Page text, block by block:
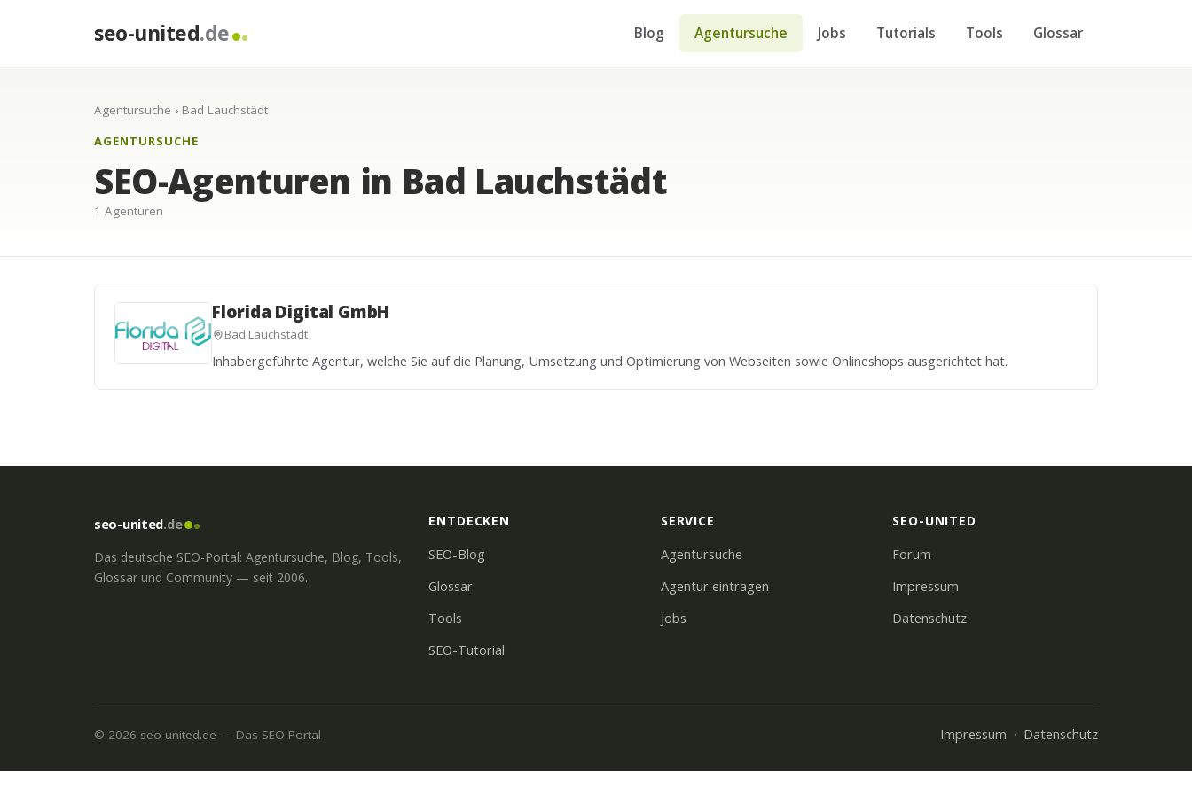
seo-united.de Blog Agentursuche Jobs Tutorials Tools Glossar
Agentursuche › Bad Lauchstädt
AGENTURSUCHE
SEO-Agenturen in Bad Lauchstädt
1 Agenturen
Florida Digital GmbH
Bad Lauchstädt
Inhabergeführte Agentur, welche Sie auf die Planung, Umsetzung und Optimierung von Webseiten sowie Onlineshops ausgerichtet hat.
seo-united.de
Das deutsche SEO-Portal: Agentursuche, Blog, Tools,
Glossar und Community — seit 2006.
ENTDECKEN
SEO-Blog
Glossar
Tools
SEO-Tutorial
SERVICE
Agentursuche
Agentur eintragen
Jobs
SEO-UNITED
Forum
Impressum
Datenschutz
© 2026 seo-united.de — Das SEO-Portal Impressum · Datenschutz